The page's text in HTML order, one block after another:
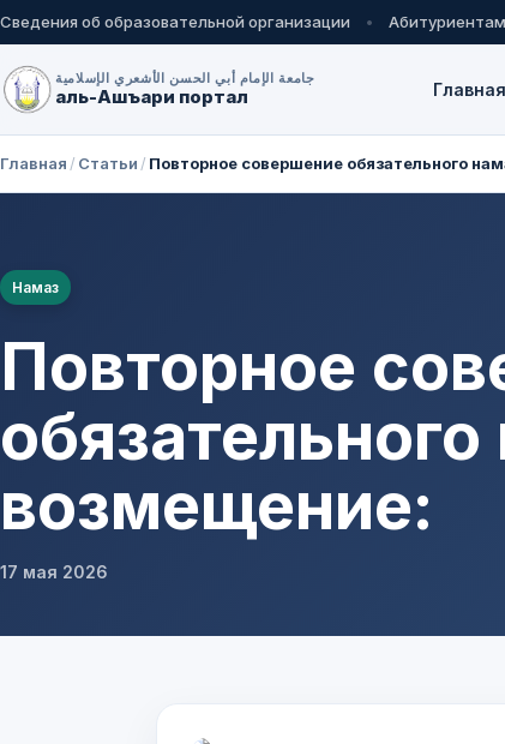
Сведения об образовательной организации Абитуриентам
جامعة الإمام أبي الحسن الأشعري الإسلامية
аль-Ашъари портал Главная
Главная / Статьи / Повторное совершение обязательного
Намаз
Повторное
возмещение:
17 мая 2026